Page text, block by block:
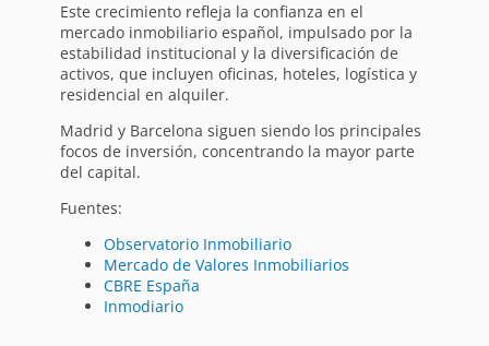
Este crecimiento refleja la confianza en el
mercado inmobiliario español, impulsado por la
estabilidad institucional y la diversificación de
activos, que incluyen oficinas, hoteles, logística y
residencial en alquiler.
Madrid y Barcelona siguen siendo los principales
focos de inversión, concentrando la mayor parte
del capital.
Fuentes:
Observatorio Inmobiliario
Mercado de Valores Inmobiliarios
CBRE España
Inmodiario